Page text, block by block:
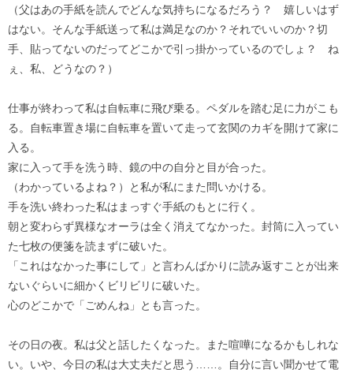
（父はあの手紙を読んでどんな気持ちになるだろう？ 嬉しいはず
はない。そんな手紙送って私は満足なのか？それでいいのか？切
手、貼ってないのだってどこかで引っ掛かっているのでしょ？ ね
ぇ、私、どうなの？）
仕事が終わって私は自転車に飛び乗る。ペダルを踏む足に力がこも
る。自転車置き場に自転車を置いて走って玄関のカギを開けて家に
入る。
家に入って手を洗う時、鏡の中の自分と目が合った。
（わかっているよね？）と私が私にまた問いかける。
手を洗い終わった私はまっすぐ手紙のもとに行く。
朝と変わらず異様なオーラは全く消えてなかった。封筒に入ってい
た七枚の便箋を読まずに破いた。
「これはなかった事にして」と言わんばかりに読み返すことが出来
ないぐらいに細かくビリビリに破いた。
心のどこかで「ごめんね」とも言った。
その日の夜。私は父と話したくなった。また喧嘩になるかもしれな
い。いや、今日の私は大丈夫だと思う……。自分に言い聞かせて電